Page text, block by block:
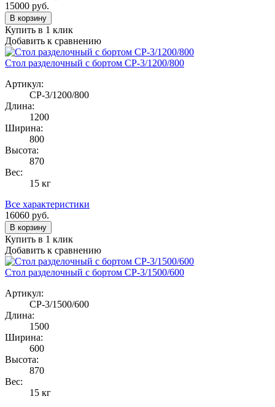
15000 руб.
В корзину
Купить в 1 клик
Добавить к сравнению
Стол разделочный с бортом СР-3/1200/800
Артикул:
СР-3/1200/800
Длина:
1200
Ширина:
800
Высота:
870
Вес:
15 кг
Все характеристики
16060 руб.
В корзину
Купить в 1 клик
Добавить к сравнению
Стол разделочный с бортом СР-3/1500/600
Артикул:
СР-3/1500/600
Длина:
1500
Ширина:
600
Высота:
870
Вес:
15 кг